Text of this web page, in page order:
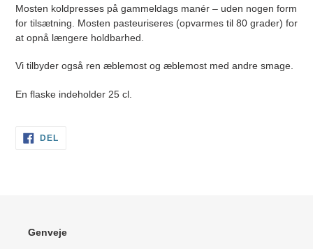
Mosten koldpresses på gammeldags manér – uden nogen form
for tilsætning. Mosten pasteuriseres (opvarmes til 80 grader) for
at opnå længere holdbarhed.
Vi tilbyder også ren æblemost og æblemost med andre smage.
En flaske indeholder 25 cl.
DEL
PÅ
Genveje